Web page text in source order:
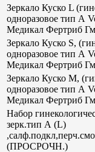
Зеркало Куско L
одноразовое тип А
Медикал Фертриб
Зеркало Куско S,
одноразовое тип А
Медикал Фертриб
Зеркало Куско М,
одноразовое тип А
Медикал Фертриб
Набор
зерк.тип А (L)
(ПРОСРОЧН.)